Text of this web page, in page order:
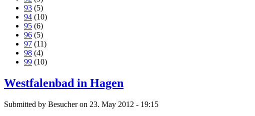
93 (5)
94 (10)
95 (6)
96 (5)
97 (11)
98 (4)
99 (10)
Westfalenbad in Hagen
Submitted by Besucher on 23. May 2012 - 19:15